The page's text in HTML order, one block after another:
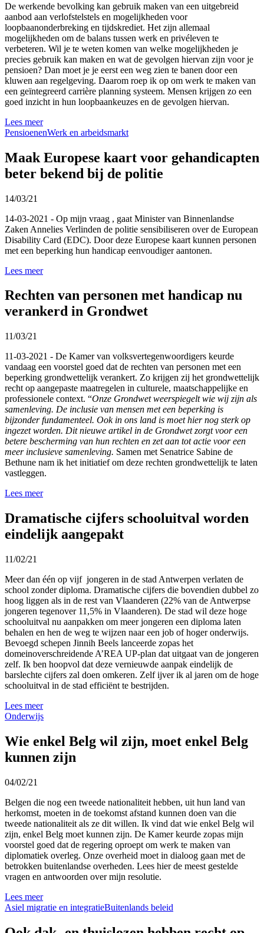
De werkende bevolking kan gebruik maken van een uitgebreid
aanbod aan verlofstelstels en mogelijkheden voor
loopbaanonderbreking en tijdskrediet. Het zijn allemaal
mogelijkheden om de balans tussen werk en privéleven te
verbeteren. Wil je te weten komen van welke mogelijkheden je
precies gebruik kan maken en wat de gevolgen hiervan zijn voor je
pensioen? Dan moet je je eerst een weg zien te banen door een
kluwen aan regelgeving. Daarom roep ik op om werk te maken van
een geïntegreerd carrière planning systeem. Mensen krijgen zo een
goed inzicht in hun loopbaankeuzes en de gevolgen hiervan.
Lees meer
PensioenenWerk en arbeidsmarkt
Maak Europese kaart voor gehandicapten
beter bekend bij de politie
14/03/21
14-03-2021 - Op mijn vraag , gaat Minister van Binnenlandse
Zaken Annelies Verlinden de politie sensibiliseren over de European
Disability Card (EDC). Door deze Europese kaart kunnen personen
met een beperking hun handicap eenvoudiger aantonen.
Lees meer
Rechten van personen met handicap nu
verankerd in Grondwet
11/03/21
11-03-2021 - De Kamer van volksvertegenwoordigers keurde
vandaag een voorstel goed dat de rechten van personen met een
beperking grondwettelijk verankert. Zo krijgen zij het grondwettelijk
recht op aangepaste maatregelen in culturele, maatschappelijke en
professionele context. “Onze Grondwet weerspiegelt wie wij zijn als
samenleving. De inclusie van mensen met een beperking is
bijzonder fundamenteel. Ook in ons land is moet hier nog sterk op
ingezet worden. Dit nieuwe artikel in de Grondwet zorgt voor een
betere bescherming van hun rechten en zet aan tot actie voor een
meer inclusieve samenleving. Samen met Senatrice Sabine de
Bethune nam ik het initiatief om deze rechten grondwettelijk te laten
vastleggen.
Lees meer
Dramatische cijfers schooluitval worden
eindelijk aangepakt
11/02/21
Meer dan één op vijf jongeren in de stad Antwerpen verlaten de
school zonder diploma. Dramatische cijfers die bovendien dubbel zo
hoog liggen als in de rest van Vlaanderen (22% van de Antwerpse
jongeren tegenover 11,5% in Vlaanderen). De stad wil deze hoge
schooluitval nu aanpakken om meer jongeren een diploma laten
behalen en hen de weg te wijzen naar een job of hoger onderwijs.
Bevoegd schepen Jinnih Beels lanceerde zopas het
domeinoverschreidende A’REA UP-plan dat uitgaat van de jongeren
zelf. Ik ben hoopvol dat deze vernieuwde aanpak eindelijk de
barslechte cijfers zal doen omkeren. Zelf ijver ik al jaren om de hoge
schooluitval in de stad efficiënt te bestrijden.
Lees meer
Onderwijs
Wie enkel Belg wil zijn, moet enkel Belg
kunnen zijn
04/02/21
Belgen die nog een tweede nationaliteit hebben, uit hun land van
herkomst, moeten in de toekomst afstand kunnen doen van die
tweede nationaliteit als ze dit willen. Ik vind dat wie enkel Belg wil
zijn, enkel Belg moet kunnen zijn. De Kamer keurde zopas mijn
voorstel goed dat de regering oproept om werk te maken van
diplomatiek overleg. Onze overheid moet in dialoog gaan met de
betrokken buitenlandse overheden. Lees hier de meest gestelde
vragen en antwoorden over mijn resolutie.
Lees meer
Asiel migratie en integratieBuitenlands beleid